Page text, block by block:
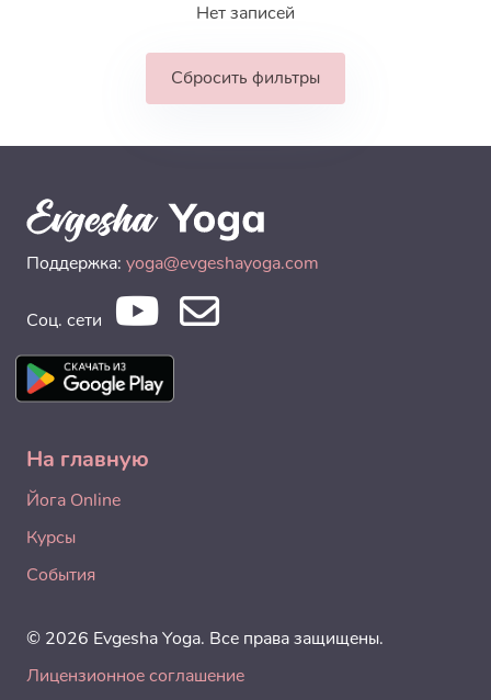
Нет записей
Сбросить фильтры
Поддержка: yoga@evgeshayoga.com
Соц. сети
На главную
Йога Online
Курсы
События
© 2026 Evgesha Yoga. Все права защищены.
Лицензионное соглашение